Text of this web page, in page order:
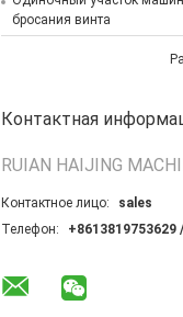
бросания винта
Контактная
RUIAN HAIJING
Контактное лицо:
sales
Телефон:
+8613819753629